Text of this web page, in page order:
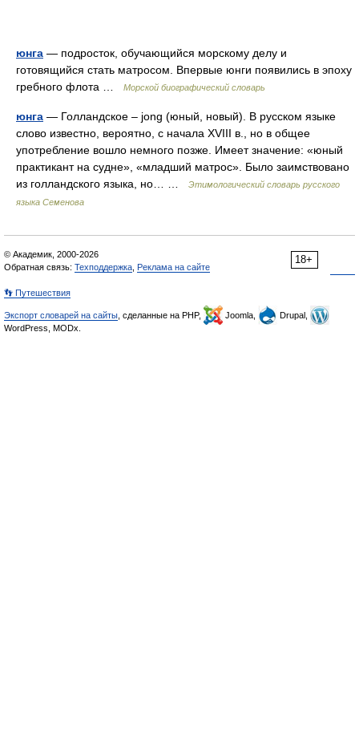
юнга — подросток, обучающийся морскому делу и
готовящийся стать матросом. Впервые юнги появились в эпоху
гребного флота …
Морской биографический словарь
юнга — Голландское – jong (юный, новый). В русском языке
слово известно, вероятно, с начала XVIII в., но в общее
употребление вошло немного позже. Имеет значение: «юный
практикант на судне», «младший матрос». Было заимствовано
из голландского языка, но… …
Этимологический словарь русского
языка Семенова
18+
© Академик, 2000-2026
Обратная связь: Техподдержка Реклама на сайте
👣 Путешествия
Экспорт словарей на сайты , сделанные на PHP, Joomla,
Drupal,
WordPress, MODx.